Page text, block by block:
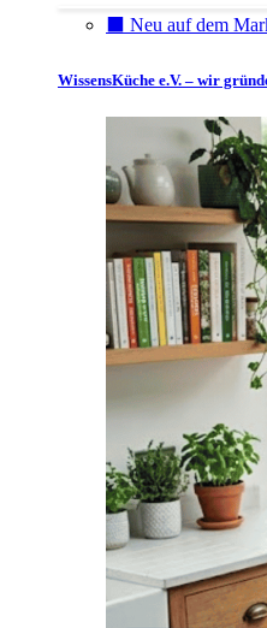
⬛️ Neu auf dem
WissensKüche e.V. – wir